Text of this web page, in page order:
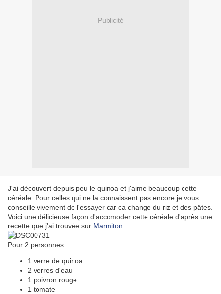
Publicité
J'ai découvert depuis peu le quinoa et j'aime beaucoup cette
céréale. Pour celles qui ne la connaissent pas encore je vous
conseille vivement de l'essayer car ca change du riz et des pâtes.
Voici une délicieuse façon d'accomoder cette céréale d'après une
recette que j'ai trouvée sur Marmiton
Pour 2 personnes :
1 verre de quinoa
2 verres d'eau
1 poivron rouge
1 tomate